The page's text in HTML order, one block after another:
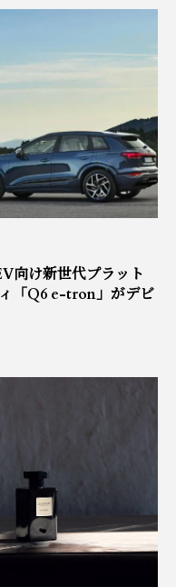
向け新世代プラット
「Q6 e-tron」がデビ